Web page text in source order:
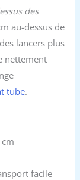
des
au-dessus de
lancers plus
nettement
tube.
facile